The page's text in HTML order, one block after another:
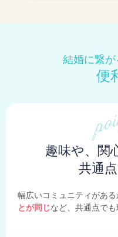
結婚に繋
便
趣味や、関
共通
幅広いコミュニティがあ
とが同じなど、共通点でも